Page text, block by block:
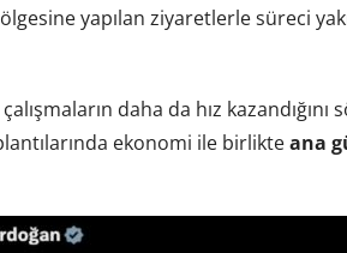
yapılan ziyaretlerle süreci
daha da hız
ekonomi ile birlikteana